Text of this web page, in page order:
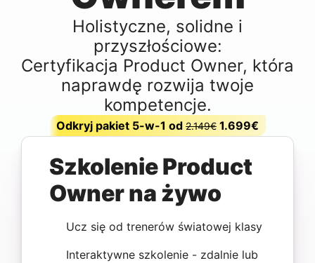
Holistyczne, solidne i
przyszłościowe:
Certyfikacja Product Owner, która
naprawdę rozwija twoje
kompetencje.
Odkryj pakiet 5-w-1 od2.149€1.699€
Szkolenie Product
Owner na żywo
Ucz się od trenerów światowej klasy
Interaktywne szkolenie - zdalnie lub